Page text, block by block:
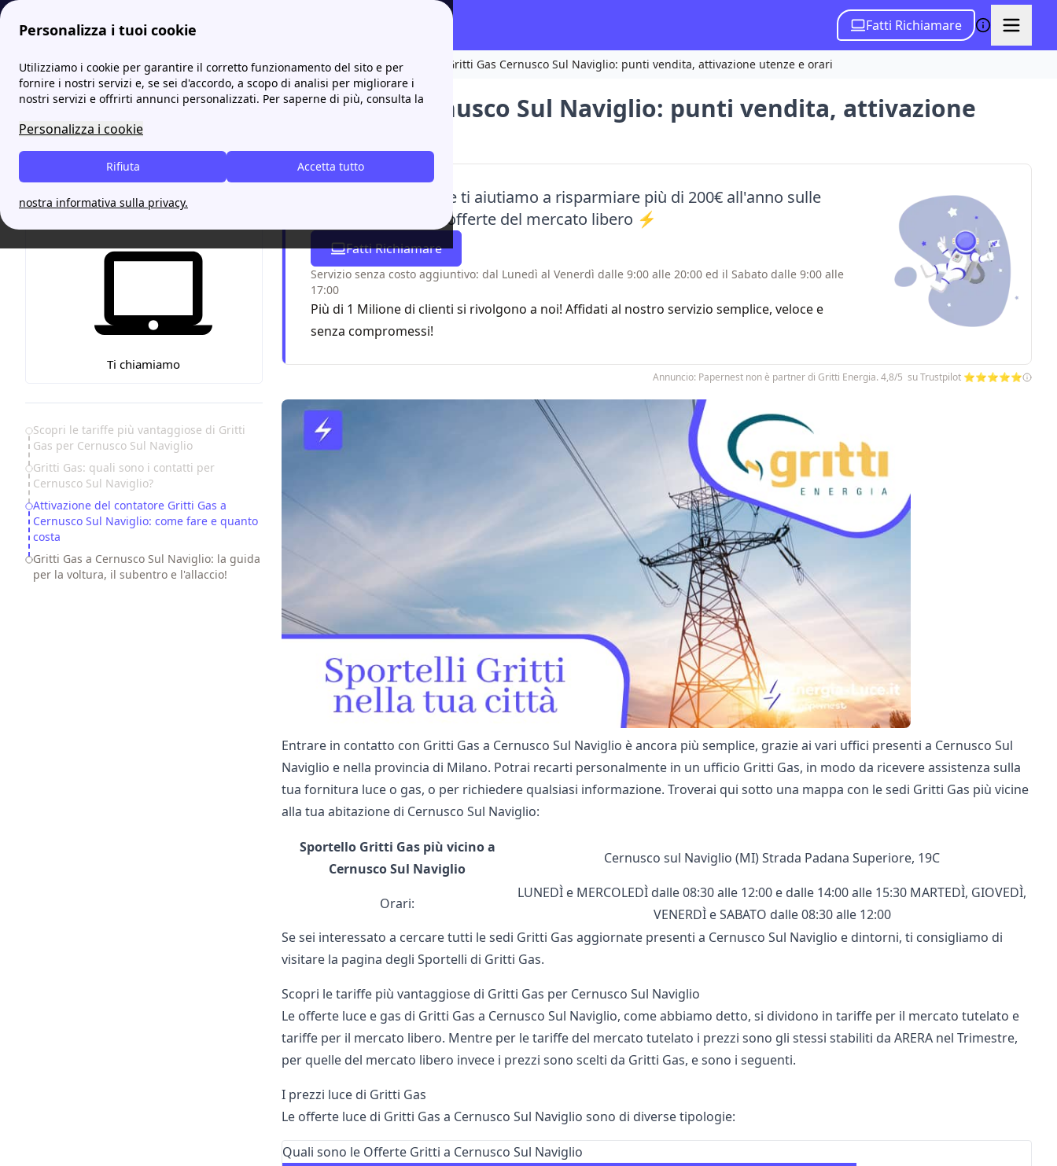
Personalizza i tuoi cookie
Utilizziamo i cookie per garantire il corretto funzionamento del sito e per
fornire i nostri servizi e, se sei d'accordo, a scopo di analisi per migliorare i
nostri servizi e offrirti annunci personalizzati. Per saperne di più, consulta la
Personalizza i cookie
Accetta tutto
Rifiuta
nostra informativa sulla privacy.
Fatti Richiamare
Energia-Luce.it Sportelli GRITTI: l'elenco completo per trovare il più comodo! Gritti Gas Cernusco Sul Naviglio: punti vendita, attivazione utenze e orari
Ti chiamiamo
Table of Contents
Scopri le tariffe più vantaggiose di Gritti
Gas per Cernusco Sul Naviglio
Gritti Gas: quali sono i contatti per
Cernusco Sul Naviglio?
Attivazione del contatore Gritti Gas a
Cernusco Sul Naviglio: come fare e quanto
costa
Gritti Gas a Cernusco Sul Naviglio: la guida
per la voltura, il subentro e l'allaccio!
Gritti Gas Cernusco Sul Naviglio: punti vendita, attivazione
Chiama Papernest e ti aiutiamo a risparmiare più di 200€ all'anno sulle
bollette grazie alle offerte del mercato libero ⚡
Fatti Richiamare
Servizio senza costo aggiuntivo: dal Lunedì al Venerdì dalle 9:00 alle 20:00 ed il Sabato dalle 9:00 alle
17:00
Più di 1 Milione di clienti si rivolgono a noi! Affidati al nostro servizio semplice, veloce e
senza compromessi!
Annuncio: Papernest non è partner di Gritti Energia. 4,8/5 su Trustpilot ⭐⭐⭐⭐⭐
Entrare in contatto con Gritti Gas a Cernusco Sul Naviglio è ancora più semplice, grazie ai vari uffici presenti a Cernusco Sul
Naviglio e nella provincia di Milano. Potrai recarti personalmente in un ufficio Gritti Gas, in modo da ricevere assistenza sulla
tua fornitura luce o gas, o per richiedere qualsiasi informazione. Troverai qui sotto una mappa con le sedi Gritti Gas più vicine
alla tua abitazione di Cernusco Sul Naviglio:
Sportello Gritti Gas più vicino a
Cernusco Sul Naviglio
Cernusco sul Naviglio (MI) Strada Padana Superiore, 19C
Orari:
LUNEDÌ e MERCOLEDÌ dalle 08:30 alle 12:00 e dalle 14:00 alle 15:30 MARTEDÌ, GIOVEDÌ,
VENERDÌ e SABATO dalle 08:30 alle 12:00
Se sei interessato a cercare tutti le sedi Gritti Gas aggiornate presenti a Cernusco Sul Naviglio e dintorni, ti consigliamo di
visitare la pagina degli Sportelli di Gritti Gas.
Scopri le tariffe più vantaggiose di Gritti Gas per Cernusco Sul Naviglio
Le offerte luce e gas di Gritti Gas a Cernusco Sul Naviglio, come abbiamo detto, si dividono in tariffe per il mercato tutelato e
tariffe per il mercato libero. Mentre per le tariffe del mercato tutelato i prezzi sono gli stessi stabiliti da ARERA nel Trimestre,
per quelle del mercato libero invece i prezzi sono scelti da Gritti Gas, e sono i seguenti.
I prezzi luce di Gritti Gas
Le offerte luce di Gritti Gas a Cernusco Sul Naviglio sono di diverse tipologie:
Quali sono le Offerte Gritti a Cernusco Sul Naviglio